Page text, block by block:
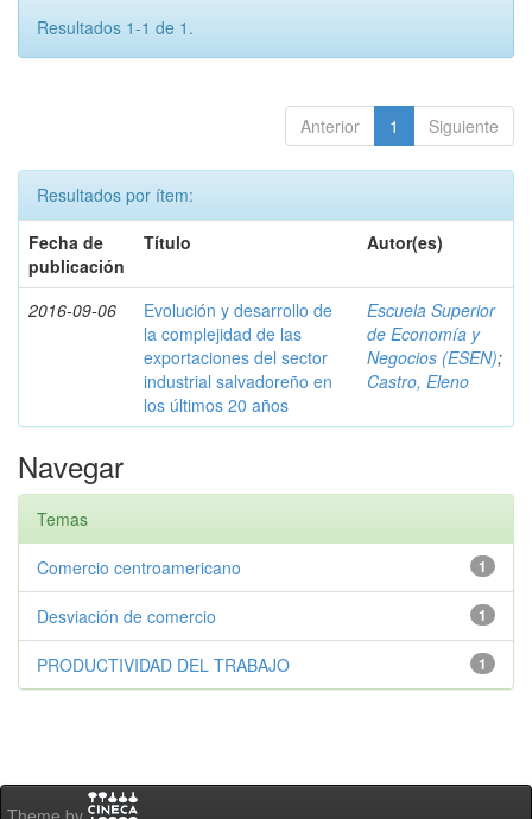
Resultados 1-1 de 1.
Anterior 1 Siguiente
Resultados por ítem:
Fecha de
publicación
Título Autor(es)
2016-09-06
Evolución y desarrollo de
la complejidad de las
exportaciones del sector
industrial salvadoreño en
los últimos 20 años
Escuela Superior
de Economía y
Negocios (ESEN);
Castro, Eleno
Navegar
Temas
1
Comercio centroamericano
1
Desviación de comercio
1
PRODUCTIVIDAD DEL TRABAJO